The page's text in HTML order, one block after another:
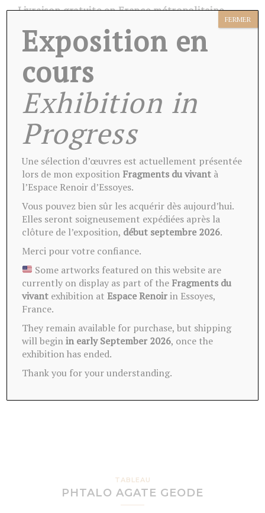
Livraison gratuite en France métropolitaine.
Livré avec son certificat d’authenticité et
emballé soigneusement dans une housse.
Ces oeuvres peuvent vous
intéresser
TABLEAU
PHTALO AGATE GEODE
Exposition en
cours
Exhibition in
Progress
Une sélection d’œuvres est actuellement présentée
lors de mon exposition Fragments du vivant à
l’Espace Renoir d’Essoyes.
Vous pouvez bien sûr les acquérir dès aujourd’hui.
Elles seront soigneusement expédiées après la
clôture de l’exposition, début septembre 2026.
Merci pour votre confiance.
Some artworks featured on this website are
currently on display as part of the Fragments du
vivant exhibition atEspace Renoirin Essoyes,
France.
They remain available for purchase, but shipping
will beginin early September 2026, once the
exhibition has ended.
Thank you for your understanding.
FERMER